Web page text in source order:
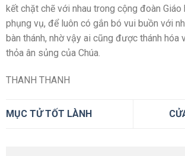
kết chặt chẽ với nhau trong cộng đoàn Giáo
phụng vụ, để luôn có gắn bó vui buồn với
bàn thánh, nhờ vậy ai cũng được thánh hóa
thỏa ân sủng của Chúa.
THANH THANH
MỤC TỬ TỐT LÀNH